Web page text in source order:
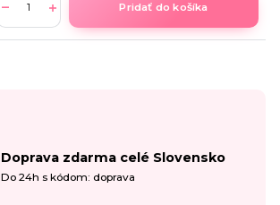
Pridať do košíka
Doprava zdarma celé Slovensko
Do 24h s kódom: doprava